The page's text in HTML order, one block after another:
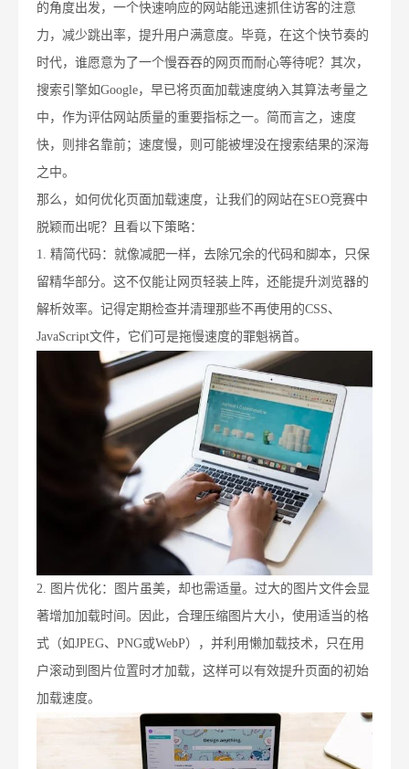
的角度出发，一个快速响应的网站能迅速抓住访客的注意
力，减少跳出率，提升用户满意度。毕竟，在这个快节奏的
时代，谁愿意为了一个慢吞吞的网页而耐心等待呢？其次，
搜索引擎如Google，早已将页面加载速度纳入其算法考量之
中，作为评估网站质量的重要指标之一。简而言之，速度
快，则排名靠前；速度慢，则可能被埋没在搜索结果的深海
之中。
那么，如何优化页面加载速度，让我们的网站在SEO竞赛中
脱颖而出呢？且看以下策略：
1. 精简代码：就像减肥一样，去除冗余的代码和脚本，只保
留精华部分。这不仅能让网页轻装上阵，还能提升浏览器的
解析效率。记得定期检查并清理那些不再使用的CSS、
JavaScript文件，它们可是拖慢速度的罪魁祸首。
2. 图片优化：图片虽美，却也需适量。过大的图片文件会显
著增加加载时间。因此，合理压缩图片大小，使用适当的格
式（如JPEG、PNG或WebP），并利用懒加载技术，只在用
户滚动到图片位置时才加载，这样可以有效提升页面的初始
加载速度。